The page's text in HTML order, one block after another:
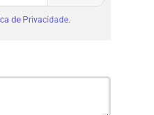
de Privacidade.